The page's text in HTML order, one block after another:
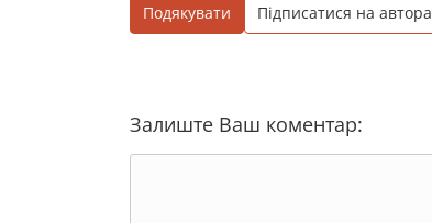
Подякувати Підписатися на автора
Залиште Ваш коментар: